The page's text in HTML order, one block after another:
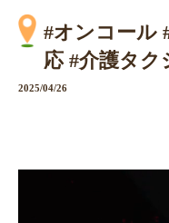
#オンコール
応 #介護タク
2025/04/26